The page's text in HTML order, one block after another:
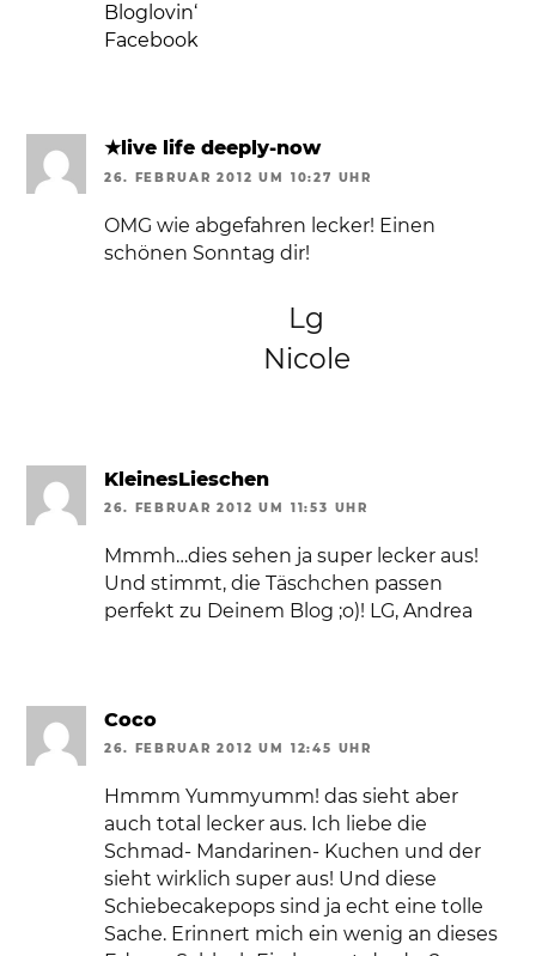
Bloglovin‘
Facebook
★live life deeply-now
26. FEBRUAR 2012 UM 10:27 UHR
OMG wie abgefahren lecker! Einen
schönen Sonntag dir!
Lg
Nicole
KleinesLieschen
26. FEBRUAR 2012 UM 11:53 UHR
Mmmh…dies sehen ja super lecker aus!
Und stimmt, die Täschchen passen
perfekt zu Deinem Blog ;o)! LG, Andrea
Coco
26. FEBRUAR 2012 UM 12:45 UHR
Hmmm Yummyumm! das sieht aber
auch total lecker aus. Ich liebe die
Schmad- Mandarinen- Kuchen und der
sieht wirklich super aus! Und diese
Schiebecakepops sind ja echt eine tolle
Sache. Erinnert mich ein wenig an dieses